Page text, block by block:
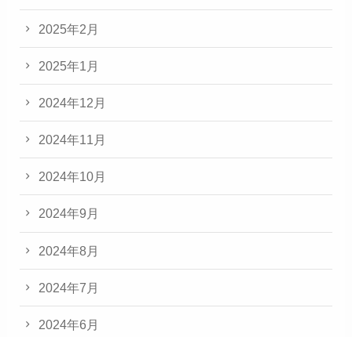
2025年2月
2025年1月
2024年12月
2024年11月
2024年10月
2024年9月
2024年8月
2024年7月
2024年6月